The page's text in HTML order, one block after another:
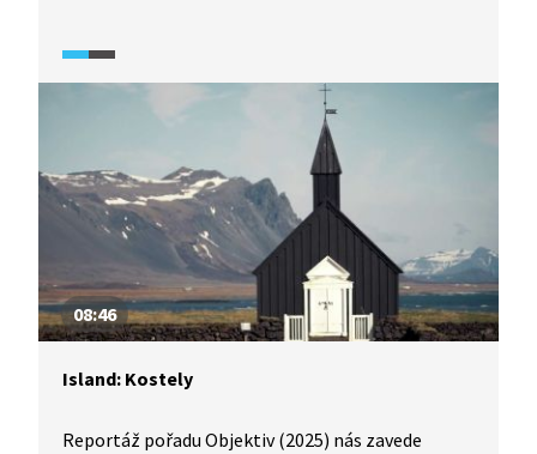
ve videu, a dozvíme se také o jejich historii. Kromě
krojů si prohlédneme také hanácký grunt, tradiční
08:46
Island: Kostely
Reportáž pořadu Objektiv (2025) nás zavede